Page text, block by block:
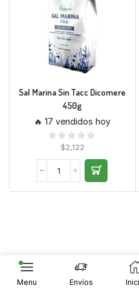
Sal Marina Sin Tacc Dicomere
450g
🔥 17 vendidos hoy
$2,122
Menu Envíos